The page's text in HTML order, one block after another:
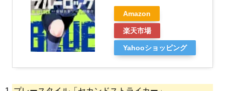
Amazon
楽天市場
Yahooショッピング